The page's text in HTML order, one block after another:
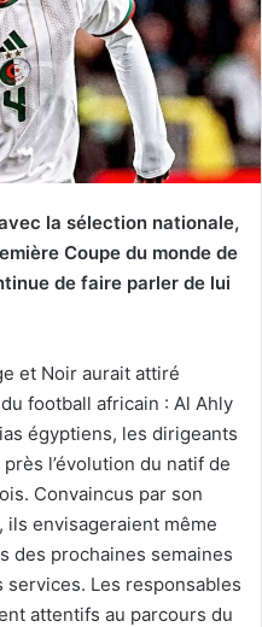
la sélection nationale,
Coupe du monde de
de faire parler de lui
et Noir aurait attiré
football africain : Al Ahly
égyptiens, les dirigeants
l’évolution du natif de
Convaincus par son
envisageraient même
des prochaines semaines
services. Les responsables
attentifs au parcours du